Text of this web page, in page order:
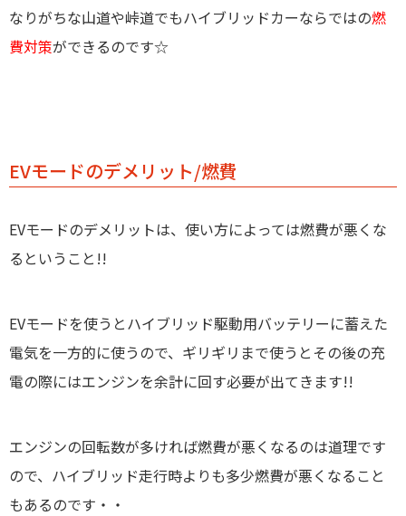
なりがちな山道や峠道でもハイブリッドカーならではの燃
費対策ができるのです☆
EVモードのデメリット/燃費
EVモードのデメリットは、使い方によっては燃費が悪くな
るということ!!
EVモードを使うとハイブリッド駆動用バッテリーに蓄えた
電気を一方的に使うので、ギリギリまで使うとその後の充
電の際にはエンジンを余計に回す必要が出てきます!!
エンジンの回転数が多ければ燃費が悪くなるのは道理です
ので、ハイブリッド走行時よりも多少燃費が悪くなること
もあるのです・・